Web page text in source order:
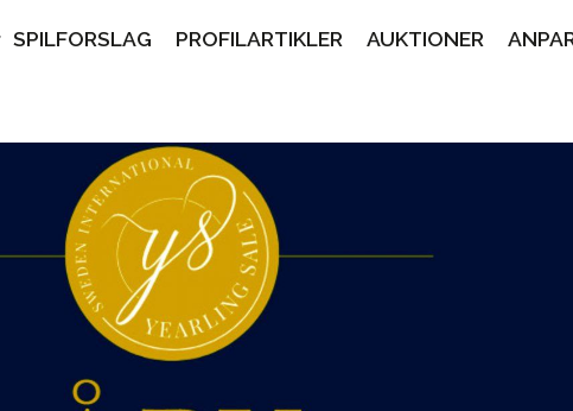
SPILFORSLAG PROFILARTIKLER AUKTIONER